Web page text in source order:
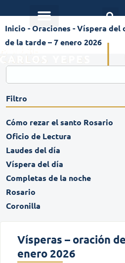
Inicio -Oraciones -Víspera del
de la tarde – 7 enero 2026
Filtro
Cómo rezar el santo Rosario
Oficio de Lectura
Laudes del día
Víspera del día
Completas de la noche
Rosario
Coronilla
Vísperas – oración
enero 2026